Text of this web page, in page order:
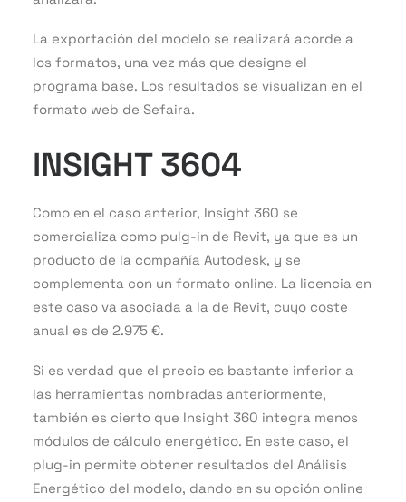
La exportación del modelo se realizará acorde a
los formatos, una vez más que designe el
programa base. Los resultados se visualizan en el
formato web de Sefaira.
INSIGHT 3604
Como en el caso anterior, Insight 360 se
comercializa como pulg-in de Revit, ya que es un
producto de la compañía Autodesk, y se
complementa con un formato online. La licencia en
este caso va asociada a la de Revit, cuyo coste
anual es de 2.975 €.
Si es verdad que el precio es bastante inferior a
las herramientas nombradas anteriormente,
también es cierto que Insight 360 integra menos
módulos de cálculo energético. En este caso, el
plug-in permite obtener resultados del Análisis
Energético del modelo, dando en su opción online